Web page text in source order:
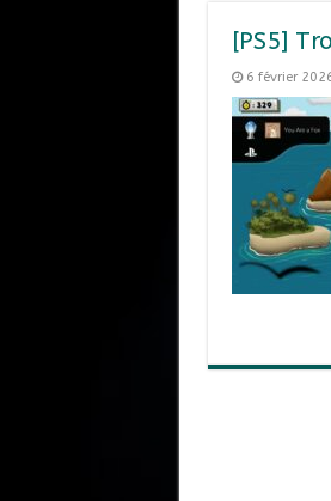
[PS5]
6 février